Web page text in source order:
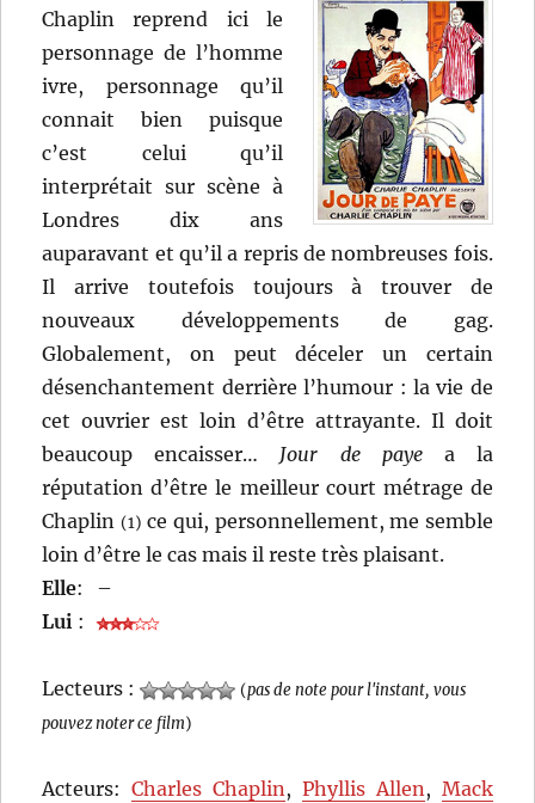
Chaplin reprend ici le
personnage de l’homme
ivre, personnage qu’il
connait bien puisque
c’est celui qu’il
interprétait sur scène à
Londres dix ans
auparavant et qu’il a repris de nombreuses fois.
Il arrive toutefois toujours à trouver de
nouveaux développements de gag.
Globalement, on peut déceler un certain
désenchantement derrière l’humour : la vie de
cet ouvrier est loin d’être attrayante. Il doit
beaucoup encaisser… Jour de payea la
réputation d’être le meilleur court métrage de
Chaplin (1) ce qui, personnellement, me semble
loin d’être le cas mais il reste très plaisant.
Elle:
–
Lui :
Lecteurs : (pas de note pour l'instant, vous
pouvez noter ce film)
Acteurs:Charles Chaplin, Phyllis Allen, Mack